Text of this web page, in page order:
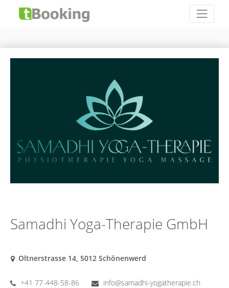
Samadhi Yoga-Therapie GmbH
Oltnerstrasse 14, 5012 Schönenwerd
+41 77-448-58-86
info@samadhi-yogatherapie.ch